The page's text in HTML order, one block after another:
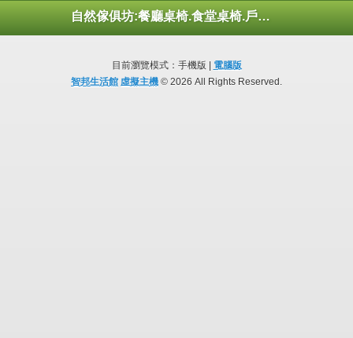
自然傢俱坊:餐廳桌椅.食堂桌椅.戶外桌椅.休閒桌椅.幼托桌椅.庭院市集陽傘
目前瀏覽模式：手機版 |
電腦版
智邦生活館 虛擬主機 © 2026 All Rights Reserved.